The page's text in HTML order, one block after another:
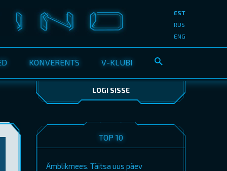
KONVERENTS V-KLUBI
EST
RUS
ENG
LOGI SISSE
TOP 10
Ämblikmees. Täitsa uus päev